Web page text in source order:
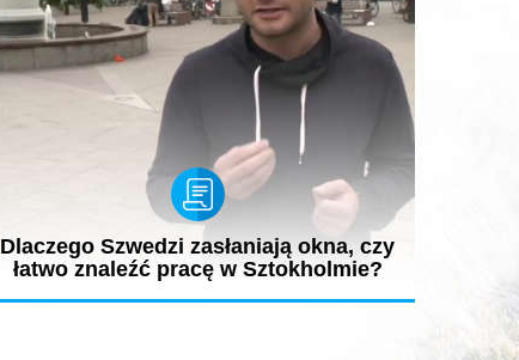
Dlaczego Szwedzi zasłaniają okna, czy
łatwo znaleźć pracę w Sztokholmie?